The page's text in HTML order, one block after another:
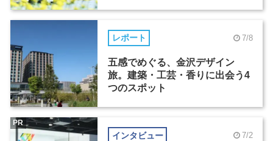
レポート 7/8
五感でめぐる、金沢デザイン
旅。建築・工芸・香りに出会う4
つのスポット
インタビュー 7/2
PR